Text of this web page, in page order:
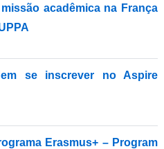
acadêmica na França
se inscrever no Aspire
Erasmus+ – Program